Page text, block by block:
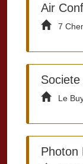
Air
7
Le
Photon